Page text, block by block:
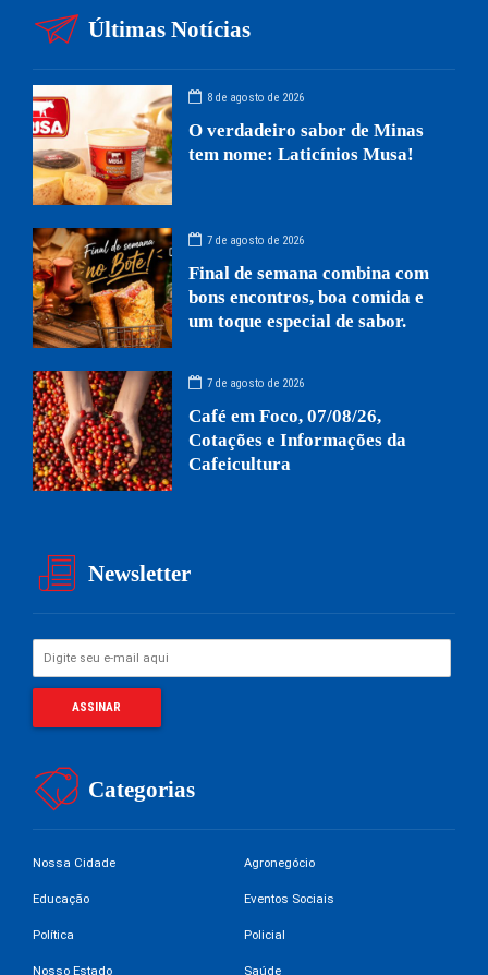
Últimas Notícias
8 de agosto de 2026
O verdadeiro sabor de Minas
tem nome: Laticínios Musa!
7 de agosto de 2026
Final de semana combina com
bons encontros, boa comida e
um toque especial de sabor.
7 de agosto de 2026
Café em Foco, 07/08/26,
Cotações e Informações da
Cafeicultura
Newsletter
Categorias
Nossa Cidade Agronegócio
Educação Eventos Sociais
Política Policial
Nosso Estado Saúde